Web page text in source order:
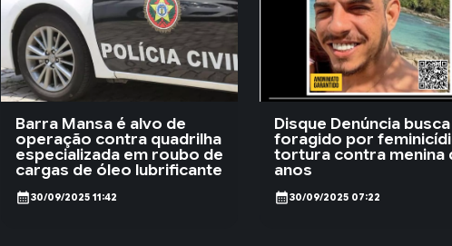
Barra Mansa é alvo de
operação contra quadrilha
especializada em roubo de
cargas de óleo lubrificante
calendar_month30/09/2025 11:42
Disque Denúncia busca
foragido por
tortura contra menina
anos
calendar_month30/09/2025 07:22